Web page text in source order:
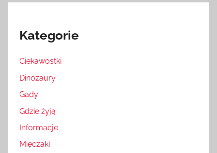
Kategorie
Ciekawostki
Dinozaury
Gady
Gdzie żyją
Informacje
Mięczaki